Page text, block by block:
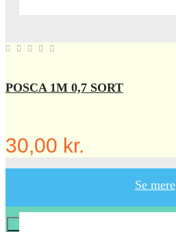
POSCA 1M 0,7 SORT
30,00 kr.
Se mere